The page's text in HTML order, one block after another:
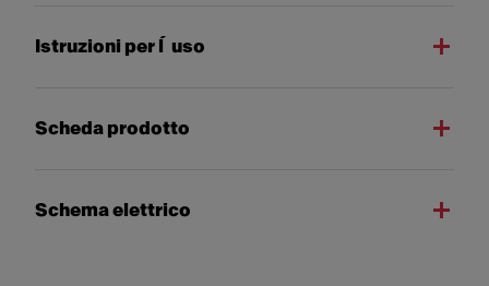
Istruzioni per l´uso
Scheda prodotto
Schema elettrico